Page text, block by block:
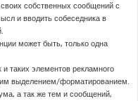
собственных сообщений с
и вводить собеседника в
может быть, только одна
таких элементов рекламного
выделением/форматированием.
а так же тем и сообщений,